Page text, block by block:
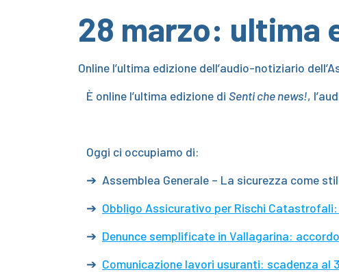
28 marzo: ultima
Online l’ultima edizione dell’audio-notiziario
È online l’ultima edizione di Senti che news!,
Oggi ci occupiamo di:
➔ Assemblea Generale – La sicurezza come
➔ Obbligo Assicurativo per Rischi
➔ Denunce semplificate in Vallagarina:
➔ Comunicazione lavori usuranti: scadenza al